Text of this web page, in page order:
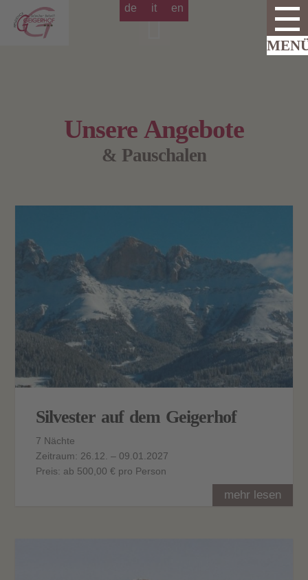
de it en
Unsere Angebote
& Pauschalen
mehr lesen
Silvester auf dem Geigerhof
7 Nächte
Zeitraum: 26.12. – 09.01.2027
Preis: ab 500,00 € pro Person